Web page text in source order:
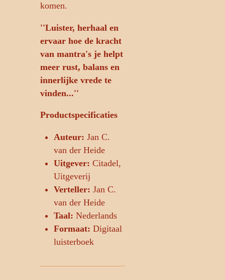
komen.
''Luister, herhaal en
ervaar hoe de kracht
van mantra's je helpt
meer rust, balans en
innerlijke vrede te
vinden...''
Productspecificaties
Auteur: Jan C.
van der Heide
Uitgever: Citadel,
Uitgeverij
Verteller: Jan C.
van der Heide
Taal: Nederlands
Formaat: Digitaal
luisterboek